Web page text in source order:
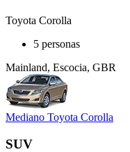
Toyota Corolla
5 personas
Mainland, Escocia, GBR
Mediano Toyota Corolla
SUV